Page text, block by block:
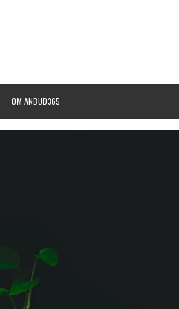
OM ANBUD365